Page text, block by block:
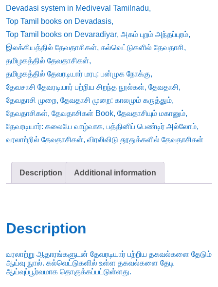
Devadasi system in Mediveval Tamilnadu,
Top Tamil books on Devadasis,
Top Tamil books on Devaradiyar, அகம் புறம் அந்தப்புரம்,
இலக்கியத்தில் தேவதாசிகள், கல்வெட்டுகளில் தேவதாசி,
தமிழகத்தில் தேவதாசிகள்,
தமிழகத்தில் தேவரடியார் மரபு: பன்முக நோக்கு,
தேவசாசி தேவரடியார் பற்றிய சிறந்த நூல்கள், தேவதாசி,
தேவதாசி முறை, தேவதாசி முறை: காலமும் கருத்தும்,
தேவதாசிகள், தேவதாசிகள் Book, தேவதாசியும் மகானும்,
தேவரடியார்: கலையே வாழ்வாக, பத்தினிப் பெண்டிர் அல்லோம்,
வரலாற்றில் தேவதாசிகள், விரலிவிடு தூதுக்களில் தேவதாசிகள்
Description Additional information
Description
வரலாற்று ஆதாரங்களுடன் தேவரடியார் பற்றிய தகவல்களை தேடும்
ஆய்வு நுால். கல்வெட்டுகளில் உள்ள தகவல்களை தேடி
ஆய்வுப்பூர்வமாக தொகுக்கப்பட்டுள்ளது.